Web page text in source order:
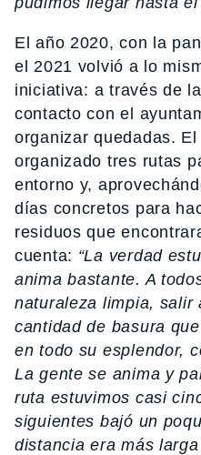
El año 2020, con la
el 2021 volvió a lo
iniciativa: a través de
contacto con el
organizar quedadas.
organizado tres rutas
entorno y,
días concretos para
residuos que
cuenta: “La verdad
anima bastante. A
naturaleza limpia, salir
cantidad de basura
en todo su esplendor,
La gente se anima y
ruta estuvimos casi
siguientes bajó un
distancia era más